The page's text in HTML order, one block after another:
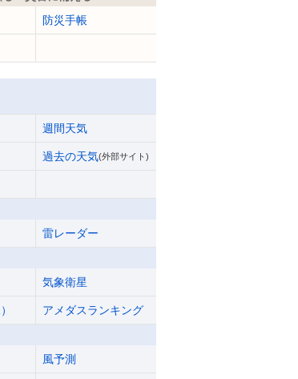
防災手帳
週間天気
過去の天気(外部サイト)
雷レーダー
気象衛星
アメダスランキング
風予測